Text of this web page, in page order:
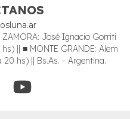
José Ignacio Gorriti
|| ■ MONTE GRANDE: Alem
hs) || Bs.As. - Argentina.